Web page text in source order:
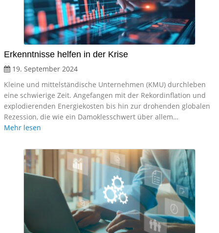
Erkenntnisse helfen in der Krise
19. September 2024
Kleine und mittelständische Unternehmen (KMU) durchleben
eine schwierige Zeit. Angefangen mit der Rekordinflation und
explodierenden Energiekosten bis hin zur drohenden globalen
Rezession, die wie ein Damoklesschwert über allem…
Mehr lesen